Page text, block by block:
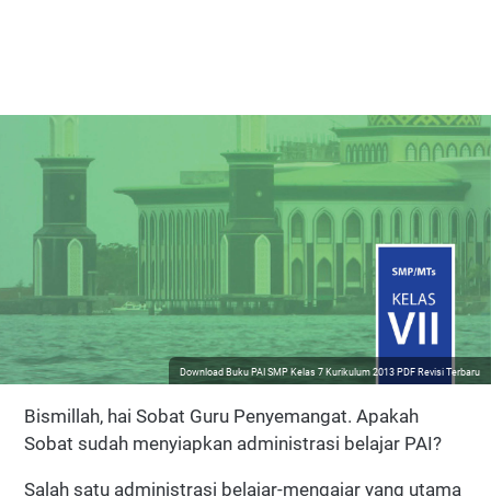
Download Buku PAI SMP Kelas 7 Kurikulum 2013 PDF Revisi Terbaru
Bismillah, hai Sobat Guru Penyemangat. Apakah
Sobat sudah menyiapkan administrasi belajar PAI?
Salah satu administrasi belajar-mengajar yang utama